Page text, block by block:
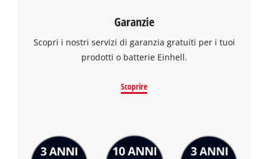
Garanzie
Scopri i nostri servizi di garanzia gratuiti per i tuoi
prodotti o batterie Einhell.
Scoprire